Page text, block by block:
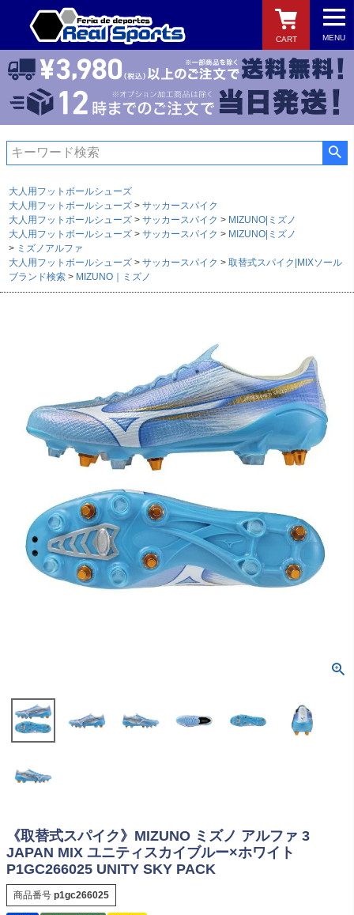
MENU
CART
検索
大人用フットボールシューズ
大人用フットボールシューズ
サッカースパイク
大人用フットボールシューズ
サッカースパイク
MIZUNO|ミズノ
大人用フットボールシューズ
サッカースパイク
MIZUNO|ミズノ
ミズノアルファ
大人用フットボールシューズ
サッカースパイク
取替式スパイク|MIXソール
ブランド検索
MIZUNO｜ミズノ
《取替式スパイク》MIZUNO ミズノ アルファ 3
JAPAN MIX ユニティスカイブルー×ホワイト
P1GC266025 UNITY SKY PACK
商品番号 p1gc266025